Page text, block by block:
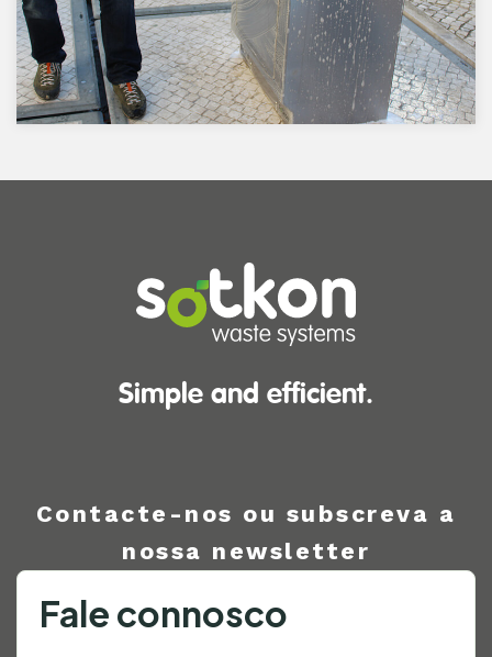
Simple and efficient.
Contacte-nos ou subscreva a
nossa newsletter